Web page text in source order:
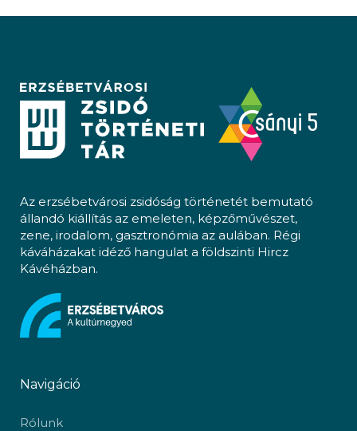
Az erzsébetvárosi zsidóság történetét bemutató
állandó kiállítás az emeleten, képzőművészet,
zene, irodalom, gasztronómia az aulában. Régi
káváházakat idéző hangulat a földszinti Hircz
Kávéházban.
Navigáció
Rólunk